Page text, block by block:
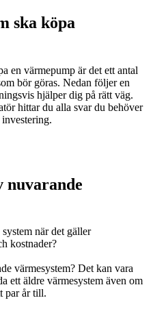
ska köpa
en värmepump är det ett antal
bör göras. Nedan följer en
hjälper dig på rätt väg.
hittar du alla svar du behöver
nuvarande
när det gäller
kostnader?
värmesystem? Det kan vara
ett äldre värmesystem även om
par år till.